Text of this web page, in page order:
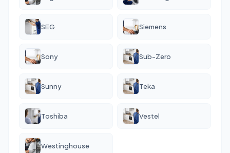
SEG Siemens
Sony Sub-Zero
Sunny Teka
Toshiba Vestel
Westinghouse